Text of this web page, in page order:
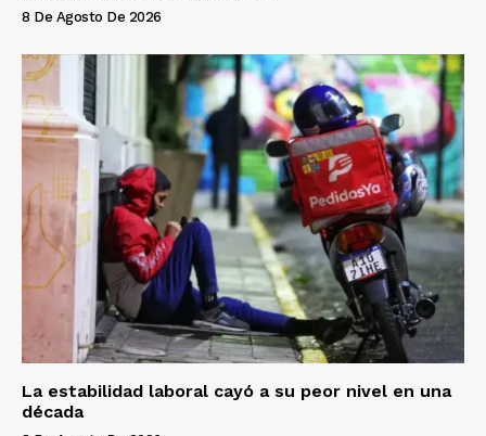
8 De Agosto De 2026
La estabilidad laboral cayó a su peor nivel en una
década